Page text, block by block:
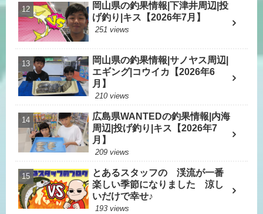
岡山県の釣果情報|下津井周辺|投
げ釣り|キス【2026年7月】
251 views
岡山県の釣果情報|サノヤス周辺|
エギング|コウイカ【2026年6
月】
210 views
広島県WANTEDの釣果情報|内海
周辺|投げ釣り|キス【2026年7
月】
209 views
とあるスタッフの 渓流が一番
楽しい季節になりました 涼し
いだけで幸せ♪
193 views